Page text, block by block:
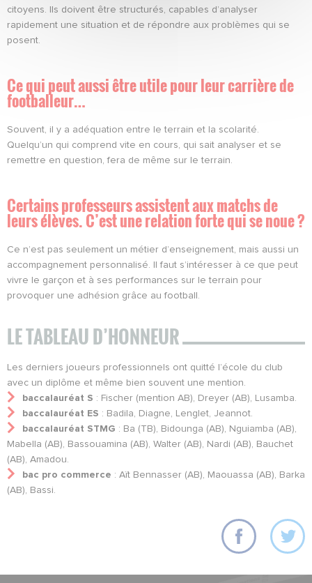
citoyens. Ils doivent être structurés, capables d’analyser
rapidement une situation et de répondre aux problèmes qui se
posent.
Ce qui peut aussi être utile pour leur carrière de
footballeur…
Souvent, il y a adéquation entre le terrain et la scolarité.
Quelqu’un qui comprend vite en cours, qui sait analyser et se
remettre en question, fera de même sur le terrain.
Certains professeurs assistent aux matchs de
leurs élèves. C’est une relation forte qui se noue ?
Ce n’est pas seulement un métier d’enseignement, mais aussi un
accompagnement personnalisé. Il faut s’intéresser à ce que peut
vivre le garçon et à ses performances sur le terrain pour
provoquer une adhésion grâce au football.
LE TABLEAU D’HONNEUR
Les derniers joueurs professionnels ont quitté l’école du club
avec un diplôme et même bien souvent une mention.
baccalauréat S : Fischer (mention AB), Dreyer (AB), Lusamba.
baccalauréat ES : Badila, Diagne, Lenglet, Jeannot.
baccalauréat STMG : Ba (TB), Bidounga (AB), Nguiamba (AB),
Mabella (AB), Bassouamina (AB), Walter (AB), Nardi (AB), Bauchet
(AB), Amadou.
bac pro commerce : Aït Bennasser (AB), Maouassa (AB), Barka
(AB), Bassi.